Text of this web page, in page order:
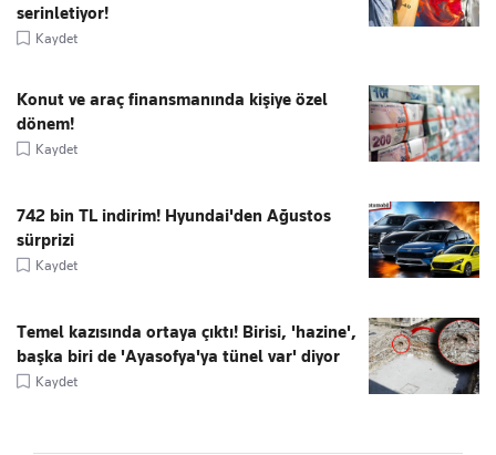
serinletiyor!
Kaydet
Konut ve araç finansmanında kişiye özel
dönem!
Kaydet
742 bin TL indirim! Hyundai'den Ağustos
sürprizi
Kaydet
Temel kazısında ortaya çıktı! Birisi, 'hazine',
başka biri de 'Ayasofya'ya tünel var' diyor
Kaydet